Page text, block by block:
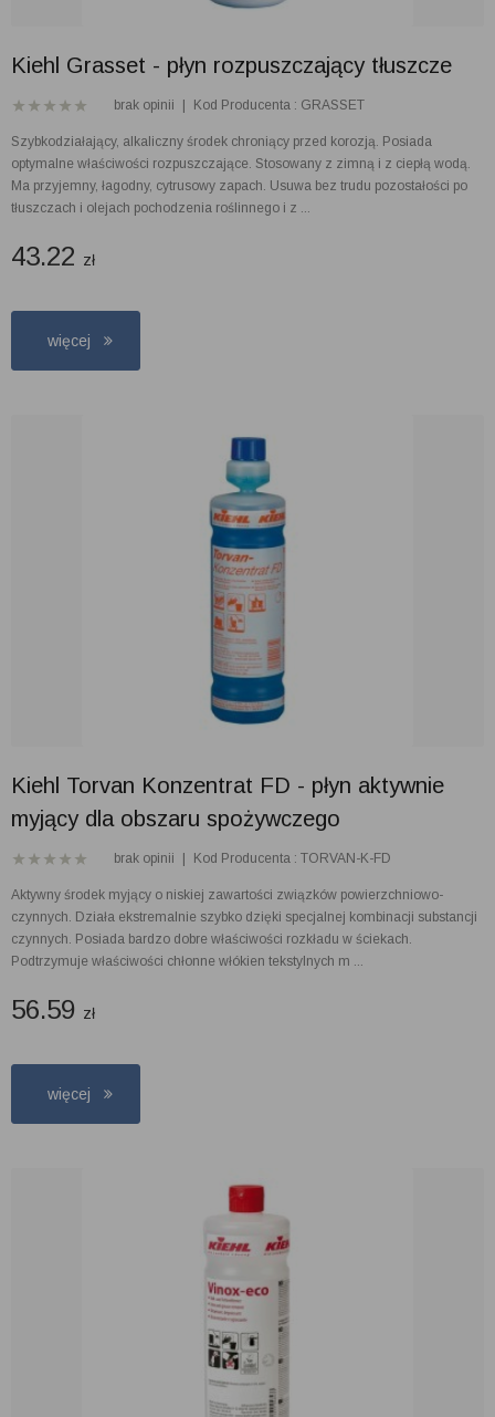
Kiehl Grasset - płyn rozpuszczający tłuszcze
brak opinii Kod Producenta : GRASSET
Szybkodziałający, alkaliczny środek chroniący przed korozją. Posiada
optymalne właściwości rozpuszczające. Stosowany z zimną i z ciepłą wodą.
Ma przyjemny, łagodny, cytrusowy zapach. Usuwa bez trudu pozostałości po
tłuszczach i olejach pochodzenia roślinnego i z ...
43.22 zł
więcej
Kiehl Torvan Konzentrat FD - płyn aktywnie
myjący dla obszaru spożywczego
brak opinii Kod Producenta : TORVAN-K-FD
Aktywny środek myjący o niskiej zawartości związków powierzchniowo-
czynnych. Działa ekstremalnie szybko dzięki specjalnej kombinacji substancji
czynnych. Posiada bardzo dobre właściwości rozkładu w ściekach.
Podtrzymuje właściwości chłonne włókien tekstylnych m ...
56.59 zł
więcej